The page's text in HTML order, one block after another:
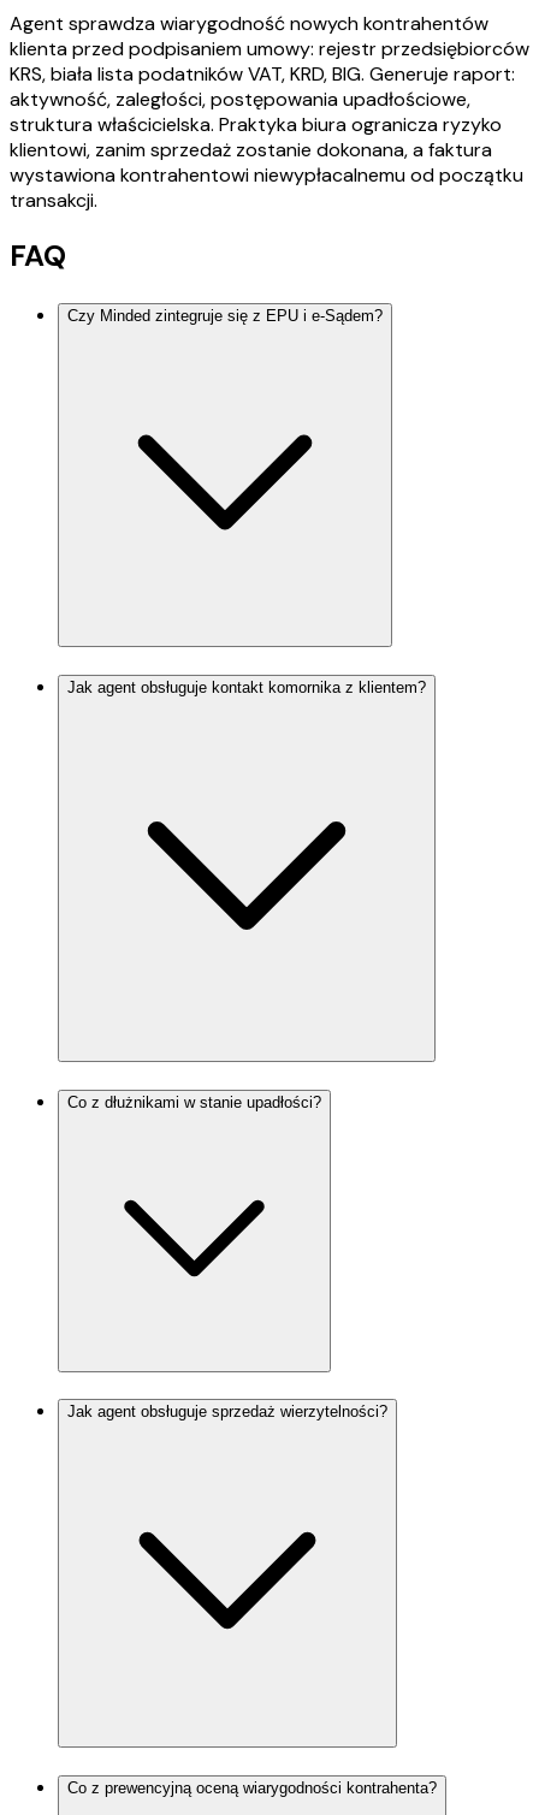
Agent sprawdza wiarygodność nowych kontrahentów
klienta przed podpisaniem umowy: rejestr przedsiębiorców
KRS, biała lista podatników VAT, KRD, BIG. Generuje raport:
aktywność, zaległości, postępowania upadłościowe,
struktura właścicielska. Praktyka biura ogranicza ryzyko
klientowi, zanim sprzedaż zostanie dokonana, a faktura
wystawiona kontrahentowi niewypłacalnemu od początku
transakcji.
FAQ
Czy Minded zintegruje się z EPU i e-Sądem?
Jak agent obsługuje kontakt komornika z klientem?
Co z dłużnikami w stanie upadłości?
Jak agent obsługuje sprzedaż wierzytelności?
Co z prewencyjną oceną wiarygodności kontrahenta?